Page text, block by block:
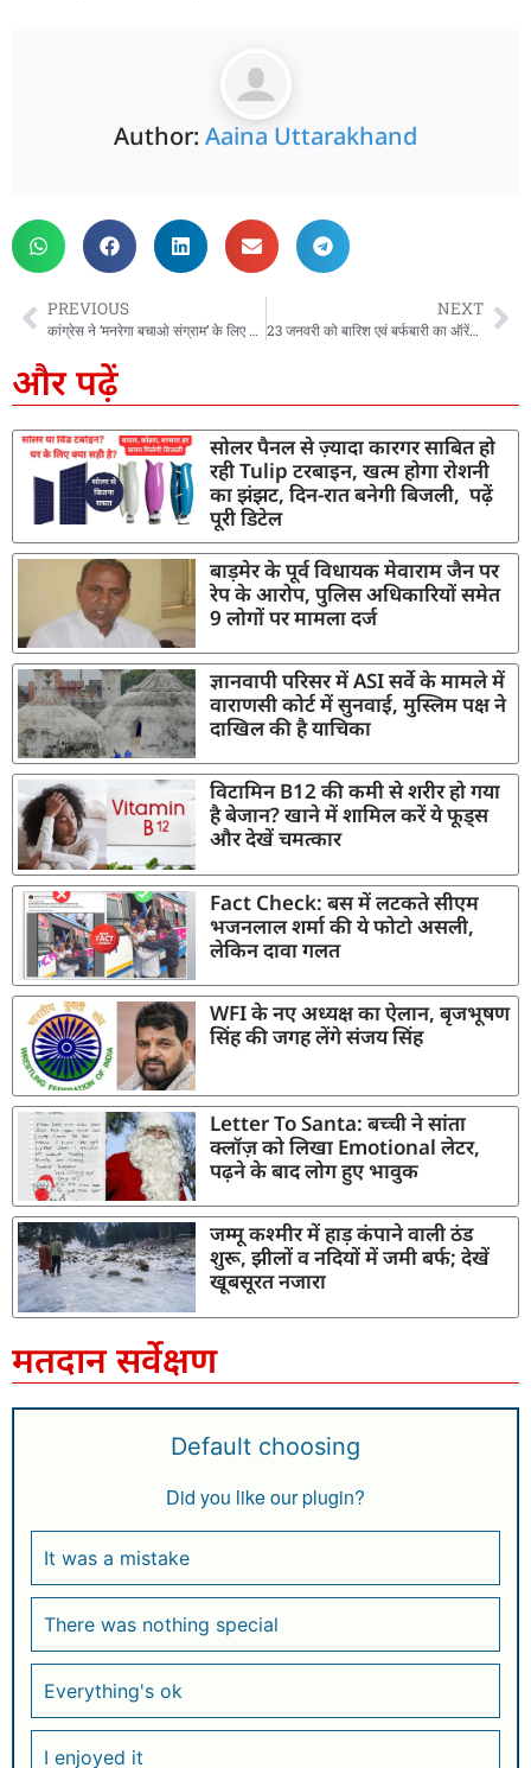
Author: Aaina Uttarakhand
PREVIOUS
कांग्रेस ने ‘मनरेगा बचाओ संग्राम’ के लिए 5 सदस्यीय समिति का किया गठन, प्रतापनगर विधायक को मिली ये जिम्मेदारी
NEXT
23 जनवरी को बारिश एवं बर्फबारी का ऑरेंज अलर्ट, CM के निर्देशों पर सचिव आपदा प्रबंधन ने जनपदों को दिए आवश्यक दिशा-निर्देश
और पढ़ें
सोलर पैनल से ज़्यादा कारगर साबित हो
रही Tulip टरबाइन, खत्म होगा रोशनी
का झंझट, दिन-रात बनेगी बिजली, पढ़ें
पूरी डिटेल
बाड़मेर के पूर्व विधायक मेवाराम जैन पर
रेप के आरोप, पुलिस अधिकारियों समेत
9 लोगों पर मामला दर्ज
ज्ञानवापी परिसर में ASI सर्वे के मामले में
वाराणसी कोर्ट में सुनवाई, मुस्लिम पक्ष ने
दाखिल की है याचिका
विटामिन B12 की कमी से शरीर हो गया
है बेजान? खाने में शामिल करें ये फूड्स
और देखें चमत्कार
Fact Check: बस में लटकते सीएम
भजनलाल शर्मा की ये फोटो असली,
लेकिन दावा गलत
WFI के नए अध्यक्ष का ऐलान, बृजभूषण
सिंह की जगह लेंगे संजय सिंह
Letter To Santa: बच्ची ने सांता
क्लॉज़ को लिखा Emotional लेटर,
पढ़ने के बाद लोग हुए भावुक
जम्मू कश्मीर में हाड़ कंपाने वाली ठंड
शुरू, झीलों व नदियों में जमी बर्फ; देखें
खूबसूरत नजारा
मतदान सर्वेक्षण
Default choosing
Did you like our plugin?
It was a mistake
There was nothing special
Everything's ok
I enjoyed it